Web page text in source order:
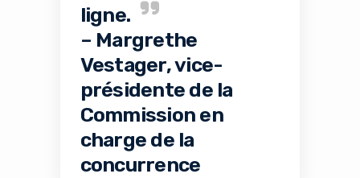
ligne.
– Margrethe
Vestager, vice-
présidente de la
Commission en
charge de la
concurrence